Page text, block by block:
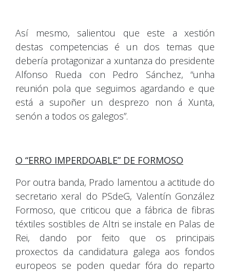
Así mesmo, salientou que este a xestión
destas competencias é un dos temas que
debería protagonizar a xuntanza do presidente
Alfonso Rueda con Pedro Sánchez, “unha
reunión pola que seguimos agardando e que
está a supoñer un desprezo non á Xunta,
senón a todos os galegos”.
O “ERRO IMPERDOABLE” DE FORMOSO
Por outra banda, Prado lamentou a actitude do
secretario xeral do PSdeG, Valentín González
Formoso, que criticou que a fábrica de fibras
téxtiles sostibles de Altri se instale en Palas de
Rei, dando por feito que os principais
proxectos da candidatura galega aos fondos
europeos se poden quedar fóra do reparto